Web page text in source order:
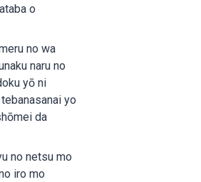
o
no wa
naru no
yō ni
yo
da
no netsu mo
iro mo